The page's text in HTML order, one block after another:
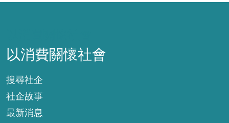
以消費關懷社會
搜尋社企
社企故事
最新消息